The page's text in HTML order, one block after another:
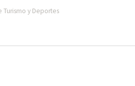
Turismo y Deportes